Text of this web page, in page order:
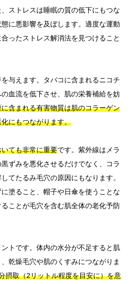
ストレスは睡眠の質の低下にもつな
に悪影響を及ぼします。適度な運動
ったストレス解消法を見つけること
与えます。タバコに含まれるニコチ
血流を低下させ、肌の栄養補給を妨
含まれる有害物質は肌のコラーゲン
にもつながります。
ても非常に重要です。紫外線はメラ
ずみを悪化させるだけでなく、コラ
てたるみ毛穴の原因にもなります。
塗ること、帽子や日傘を使うことな
ことが毛穴を含む肌全体の老化予防
トです。体内の水分が不足すると肌
乾燥毛穴や肌のくすみにつながりま
摂取（2リットル程度を目安に）を意